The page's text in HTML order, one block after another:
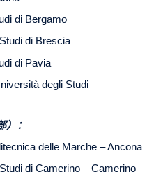
di Bergamo
di Brescia
di Pavia
degli Studi
：
delle Marche – Ancona
di Camerino – Camerino